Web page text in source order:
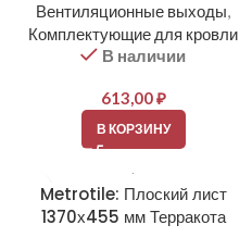
Вентиляционные выходы,
Комплектующие для кровли
В наличии
613,00₽
В КОРЗИНУ
Metrotile: Плоский лист
1370х455 мм Терракота